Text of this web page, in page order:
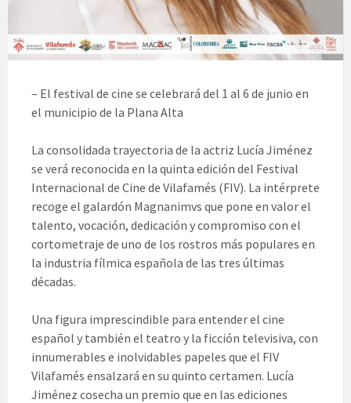
– El festival de cine se celebrará del 1 al 6 de junio en
el municipio de la Plana Alta
La consolidada trayectoria de la actriz Lucía Jiménez
se verá reconocida en la quinta edición del Festival
Internacional de Cine de Vilafamés (FIV). La intérprete
recoge el galardón Magnanimvs que pone en valor el
talento, vocación, dedicación y compromiso con el
cortometraje de uno de los rostros más populares en
la industria fílmica española de las tres últimas
décadas.
Una figura imprescindible para entender el cine
español y también el teatro y la ficción televisiva, con
innumerables e inolvidables papeles que el FIV
Vilafamés ensalzará en su quinto certamen. Lucía
Jiménez cosecha un premio que en las ediciones